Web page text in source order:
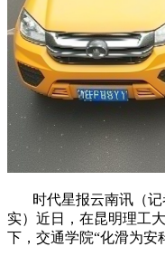
时代星报云南讯（记
实）近日，在昆明理工
下，交通学院“化滑为安